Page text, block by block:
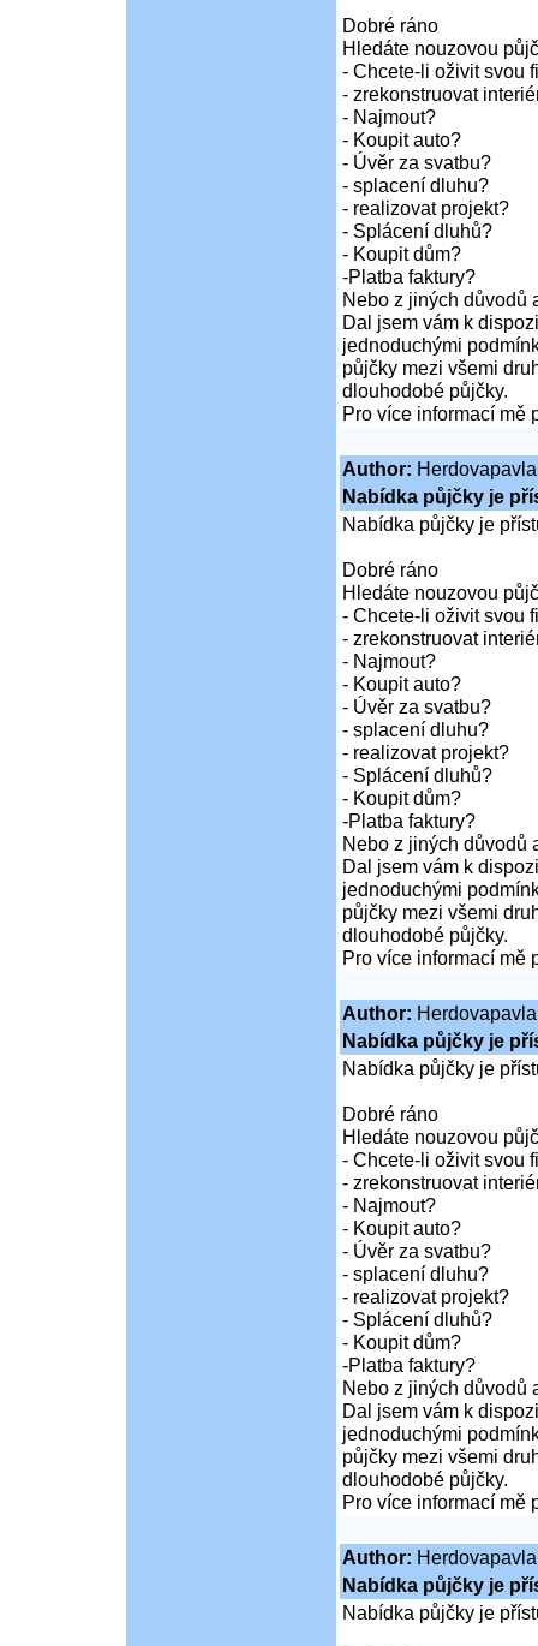
Dobré ráno
Hledáte nouzovou
- Chcete-li oživit svou
- zrekonstruovat
- Najmout?
- Koupit auto?
- Úvěr za svatbu?
- splacení dluhu?
- realizovat projekt?
- Splácení dluhů?
- Koupit dům?
-Platba faktury?
Nebo z jiných důvodů
Dal jsem vám k
jednoduchými
půjčky mezi všemi
dlouhodobé půjčky.
Pro více informací mě
Author: Herdovapavla
Nabídka půjčky je
Nabídka půjčky je
Dobré ráno
Hledáte nouzovou
- Chcete-li oživit svou
- zrekonstruovat
- Najmout?
- Koupit auto?
- Úvěr za svatbu?
- splacení dluhu?
- realizovat projekt?
- Splácení dluhů?
- Koupit dům?
-Platba faktury?
Nebo z jiných důvodů
Dal jsem vám k
jednoduchými
půjčky mezi všemi
dlouhodobé půjčky.
Pro více informací mě
Author: Herdovapavla
Nabídka půjčky je
Nabídka půjčky je
Dobré ráno
Hledáte nouzovou
- Chcete-li oživit svou
- zrekonstruovat
- Najmout?
- Koupit auto?
- Úvěr za svatbu?
- splacení dluhu?
- realizovat projekt?
- Splácení dluhů?
- Koupit dům?
-Platba faktury?
Nebo z jiných důvodů
Dal jsem vám k
jednoduchými
půjčky mezi všemi
dlouhodobé půjčky.
Pro více informací mě
Author: Herdovapavla
Nabídka půjčky je
Nabídka půjčky je